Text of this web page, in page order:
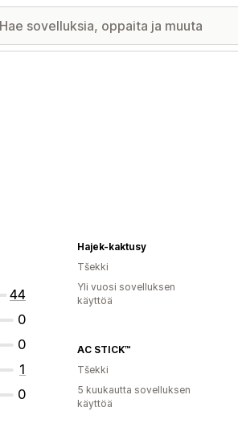
44
0
0
1
0
Hajek-kaktusy
Tšekki
Yli vuosi sovelluksen
käyttöä
AC STICK™
Tšekki
5 kuukautta sovelluksen
käyttöä